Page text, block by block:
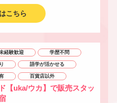
こちら
経験歓迎 学歴不問
語学が活かせる
百貨店以外
【uka/ウカ】で販売スタッ